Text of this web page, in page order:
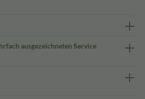
ausgezeichneten Service